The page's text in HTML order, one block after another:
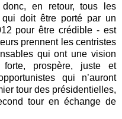
en retour, tous les
doit être porté par un
pour être crédible - est
prennent les centristes
qui ont une vision
prospère, juste et
qui n’auront
tour des présidentielles,
tour en échange de